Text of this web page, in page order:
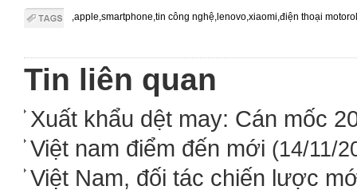
,apple,smartphone,tin công nghệ,lenovo,xiaomi,điện thoại
Tin liên quan
Xuất khẩu dệt may: Cán mốc
Việt nam điểm đến mới (14/11/
Việt Nam, đối tác chiến lược